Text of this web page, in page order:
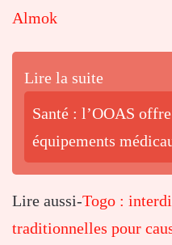
Almok
Lire la suite
Santé : l’OOAS
équipements
Lire aussi-Togo :
traditionnelles pour